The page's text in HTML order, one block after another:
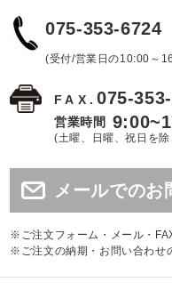
075-353-6724
(受付/営業日の10:00～
FAX.075-
営業時間
(土曜、日曜、祝日を除
メールでのお
※ご注文フォーム・メール・
※ご注文の納期・お問い合わせ